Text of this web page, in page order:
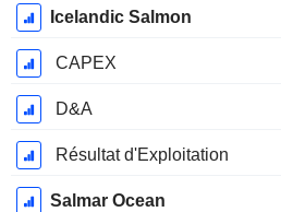
Icelandic Salmon
CAPEX
D&A
Résultat d'Exploitation
Salmar Ocean